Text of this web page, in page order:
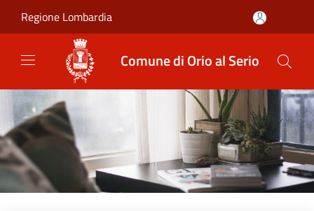
Regione Lombardia
Comune di Orio al Serio